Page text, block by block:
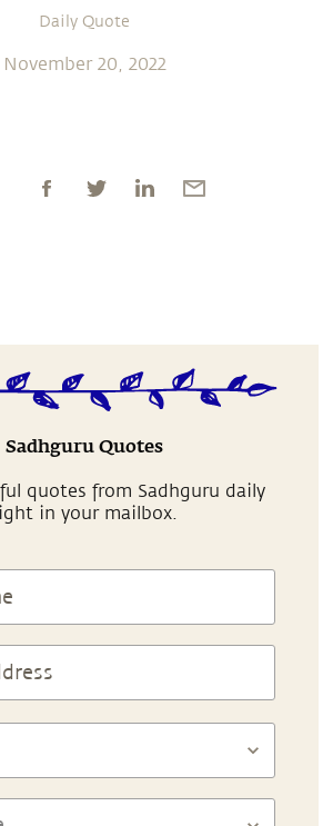
Daily Quote
November 20, 2022
Sadhguru Quotes
quotes from Sadhguru daily
in your mailbox.